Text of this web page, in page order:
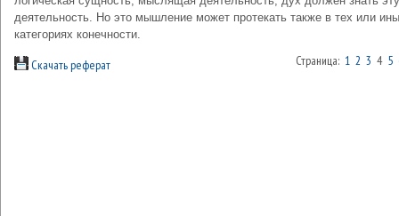
деятельность. Но это мышление может протекать также в тех или
категориях конечности.
Скачать реферат Страница: 1 2 3 4 5